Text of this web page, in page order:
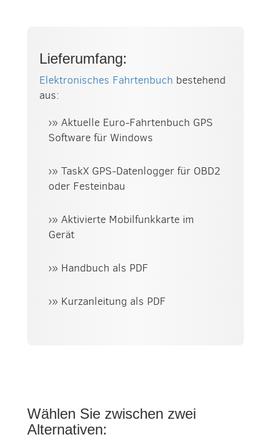
Lieferumfang:
Elektronisches Fahrtenbuch bestehend
aus:
›» Aktuelle Euro-Fahrtenbuch GPS
Software für Windows
›» TaskX GPS-Datenlogger für OBD2
oder Festeinbau
›» Aktivierte Mobilfunkkarte im
Gerät
›» Handbuch als PDF
›» Kurzanleitung als PDF
Wählen Sie zwischen zwei
Alternativen: